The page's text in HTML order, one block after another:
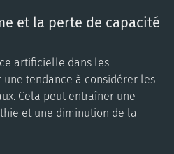
et la perte de capacité
artificielle dans les
tendance à considérer les
Cela peut entraîner une
et une diminution de la